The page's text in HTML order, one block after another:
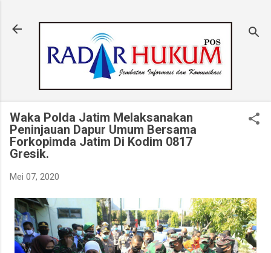
Waka Polda Jatim Melaksanakan
Peninjauan Dapur Umum Bersama
Forkopimda Jatim Di Kodim 0817
Gresik.
Mei 07, 2020